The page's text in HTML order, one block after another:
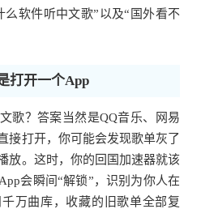
么软件听中文歌”以及“国外看不
打开一个App
歌？答案当然是QQ音乐、网易
接打开，你可能会发现歌单灰了
放。这时，你的回国加速器就该
会瞬间“解锁”，识别为你人在
万曲库，收藏的旧歌单全部复